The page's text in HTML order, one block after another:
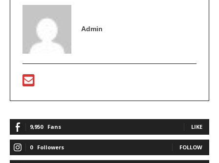
Admin
9,950 Fans LIKE
0 Followers FOLLOW